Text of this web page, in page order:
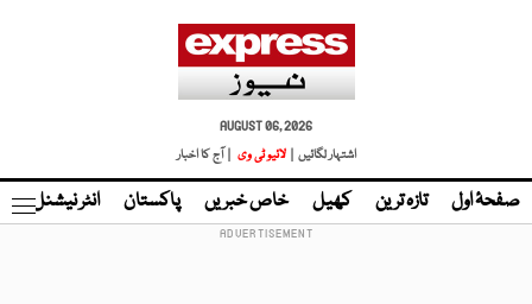
AUGUST 06, 2026
اشتہار لگائیں |
لائیو ٹی وی | آج کا اخبار
صفحۂ اول تازہ ترین کھیل خاص خبریں پاکستان انٹر نیشنل